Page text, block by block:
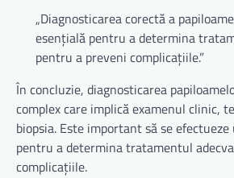
„Diagnosticarea corectă a
esențială pentru a determina
pentru a preveni complicațiile.”
În concluzie, diagnosticarea
complex care implică examenul clinic,
biopsia. Este important să se
pentru a determina tratamentul
complicațiile.